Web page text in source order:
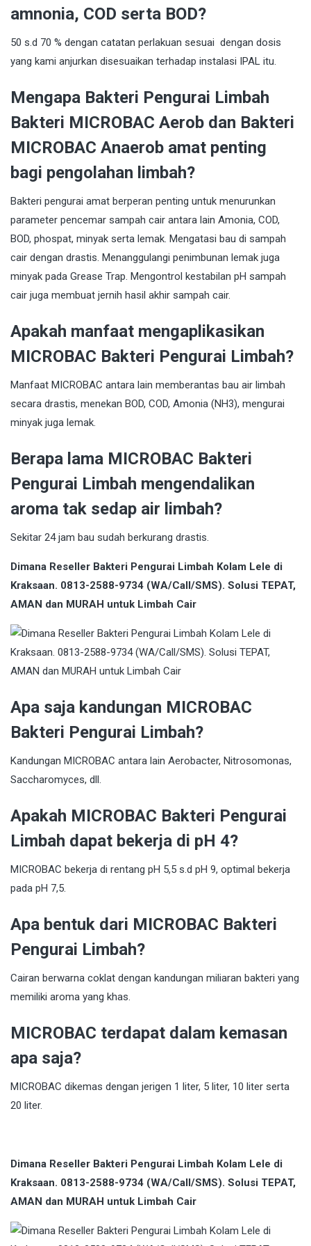
amnonia, COD serta BOD?
50 s.d 70 % dengan catatan perlakuan sesuai dengan dosis
yang kami anjurkan disesuaikan terhadap instalasi IPAL itu.
Mengapa Bakteri Pengurai Limbah
Bakteri MICROBAC Aerob dan Bakteri
MICROBAC Anaerob amat penting
bagi pengolahan limbah?
Bakteri pengurai amat berperan penting untuk menurunkan
parameter pencemar sampah cair antara lain Amonia, COD,
BOD, phospat, minyak serta lemak. Mengatasi bau di sampah
cair dengan drastis. Menanggulangi penimbunan lemak juga
minyak pada Grease Trap. Mengontrol kestabilan pH sampah
cair juga membuat jernih hasil akhir sampah cair.
Apakah manfaat mengaplikasikan
MICROBAC Bakteri Pengurai Limbah?
Manfaat MICROBAC antara lain memberantas bau air limbah
secara drastis, menekan BOD, COD, Amonia (NH3), mengurai
minyak juga lemak.
Berapa lama MICROBAC Bakteri
Pengurai Limbah mengendalikan
aroma tak sedap air limbah?
Sekitar 24 jam bau sudah berkurang drastis.
Dimana Reseller Bakteri Pengurai Limbah Kolam Lele di
Kraksaan. 0813-2588-9734 (WA/Call/SMS). Solusi TEPAT,
AMAN dan MURAH untuk Limbah Cair
Apa saja kandungan MICROBAC
Bakteri Pengurai Limbah?
Kandungan MICROBAC antara lain Aerobacter, Nitrosomonas,
Saccharomyces, dll.
Apakah MICROBAC Bakteri Pengurai
Limbah dapat bekerja di pH 4?
MICROBAC bekerja di rentang pH 5,5 s.d pH 9, optimal bekerja
pada pH 7,5.
Apa bentuk dari MICROBAC Bakteri
Pengurai Limbah?
Cairan berwarna coklat dengan kandungan miliaran bakteri yang
memiliki aroma yang khas.
MICROBAC terdapat dalam kemasan
apa saja?
MICROBAC dikemas dengan jerigen 1 liter, 5 liter, 10 liter serta
20 liter.
Dimana Reseller Bakteri Pengurai Limbah Kolam Lele di
Kraksaan. 0813-2588-9734 (WA/Call/SMS). Solusi TEPAT,
AMAN dan MURAH untuk Limbah Cair